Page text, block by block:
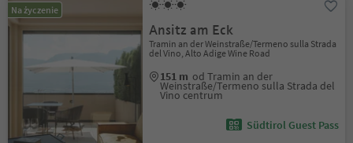
Na życzenie
Ansitz am Eck
Tramin an der Weinstraße/Termeno sulla Strada
del Vino, Alto Adige Wine Road
151 m od Tramin an der
Weinstraße/Termeno sulla Strada del
Vino centrum
Südtirol Guest Pass